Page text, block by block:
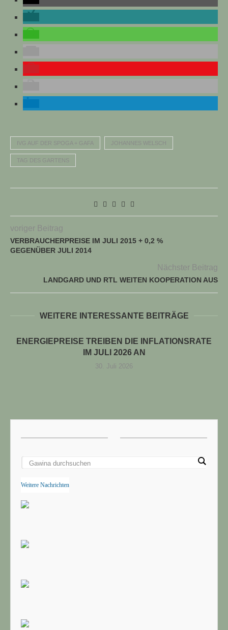
IVG AUF DER SPOGA + GAFA JOHANNES WELSCH
TAG DES GARTENS
voriger Beitrag
VERBRAUCHERPREISE IM JULI 2015 + 0,2 %
GEGENÜBER JULI 2014
Nächster Beitrag
LANDGARD UND RTL WEITEN KOOPERATION AUS
WEITERE INTERESSANTE BEITRÄGE
ENERGIEPREISE TREIBEN DIE INFLATIONSRATE
IM JULI 2026 AN
30. Juli 2026
Weitere Nachrichten